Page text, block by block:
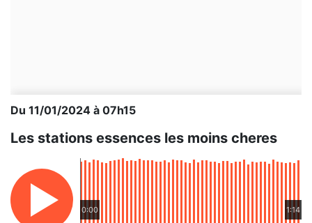
Du 11/01/2024 à 07h15
Les stations essences les moins cheres
0:00 1:14